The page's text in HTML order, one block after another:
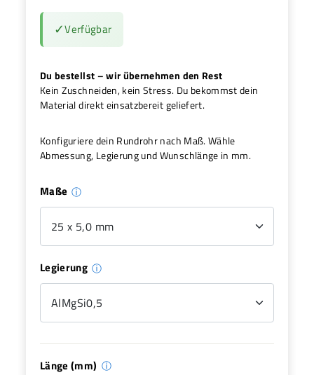
✓Verfügbar
Du bestellst – wir übernehmen den Rest
Kein Zuschneiden, kein Stress. Du bekommst dein
Material direkt einsatzbereit geliefert.
Konfiguriere dein Rundrohr nach Maß. Wähle
Abmessung, Legierung und Wunschlänge in mm.
Maße ⓘ
Legierung ⓘ
Länge (mm) ⓘ